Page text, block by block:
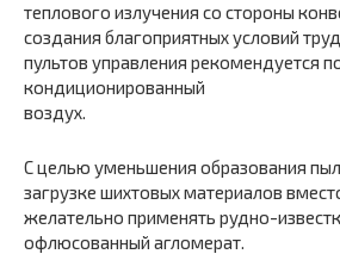
теплового излучения со стороны
создания благоприятных условий
пультов управления рекомендуется
кондиционированный
воздух.
С целью уменьшения образования
загрузке шихтовых материалов
желательно применять рудно-
офлюсованный агломерат.